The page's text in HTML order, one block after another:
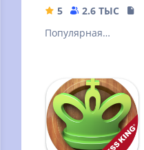
5 2.6 ТЫС
Популярная
Знакомая многим с
детства